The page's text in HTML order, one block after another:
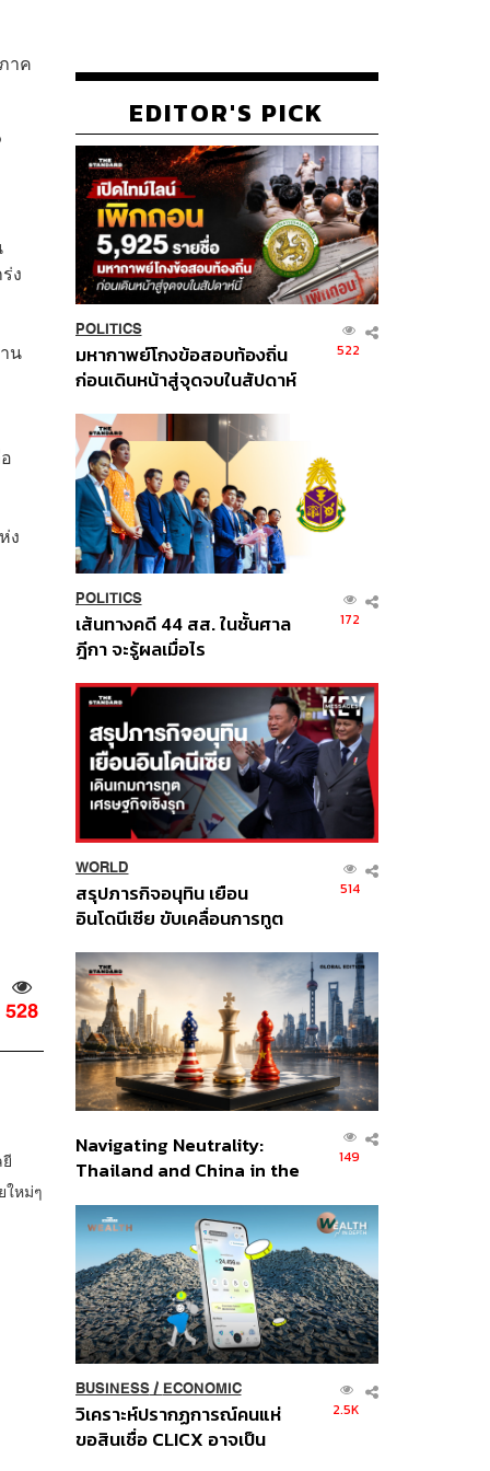
าค
ง
น
ง
528
ใหม่ๆ
EDITOR'S PICK
POLITICS
มหากาพย์โกงข้อสอบท้องถิ่น
ก่อนเดินหน้าสู่จุดจบในสัปดาห์
522
POLITICS
เส้นทางคดี 44 สส. ในชั้นศาล
ฎีกา จะรู้ผลเมื่อไร
172
WORLD
สรุปภารกิจอนุทิน เยือน
อินโดนีเซีย ขับเคลื่อนการทูต
ส่วนยุทธศาสตร์ไทย –
อินโดนีเซีย
514
Navigating Neutrality:
Thailand and China in the
Order
149
BUSINESS/ ECONOMIC
วิเคราะห์ปรากฏการณ์คนแห่
ขอสินเชื่อ CLICX อาจเป็น
2.5K